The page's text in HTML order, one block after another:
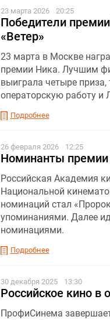
23 марта 2026 20:25
Победители
«Ветер»
23 марта в Москве
премии Ника. Лучшим
выиграла четыре
операторскую работу и
Подробнее
26 февраля 2026 12:25
Номинанты премии
Российская Академия
Национальной
номинаций стал
упоминаниями. Далее
номинациями.
Подробнее
30 декабря 2025 13:30
Российское кино в
ПрофиСинема